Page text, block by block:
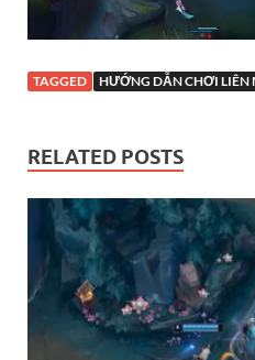
TAGGED HƯỚNG DẪN CHƠI
RELATED POSTS